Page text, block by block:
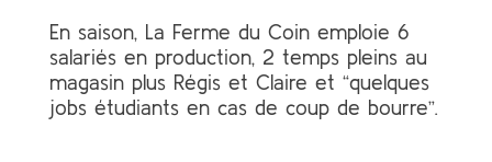
En saison, La Ferme du Coin emploie 6
salariés en production, 2 temps pleins au
magasin plus Régis et Claire et “quelques
jobs étudiants en cas de coup de bourre”.